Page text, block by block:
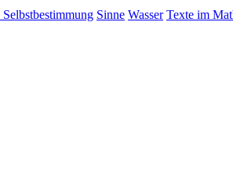
Selbstbestimmung Sinne Wasser Texte im